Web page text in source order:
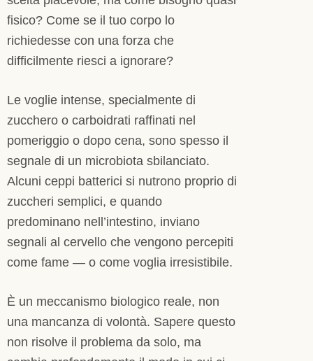
fisico? Come se il tuo corpo lo
richiedesse con una forza che
difficilmente riesci a ignorare?
Le voglie intense, specialmente di
zucchero o carboidrati raffinati nel
pomeriggio o dopo cena, sono spesso il
segnale di un microbiota sbilanciato.
Alcuni ceppi batterici si nutrono proprio di
zuccheri semplici, e quando
predominano nell’intestino, inviano
segnali al cervello che vengono percepiti
come fame — o come voglia irresistibile.
È un meccanismo biologico reale, non
una mancanza di volontà. Sapere questo
non risolve il problema da solo, ma